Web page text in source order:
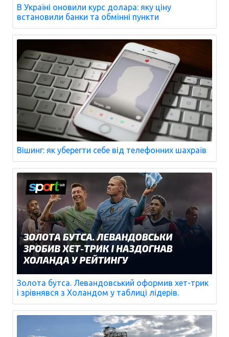
В Україні оновили курс долара: яку ціну
встановили банки та обмінні пункти
Вішинг: як уберегти себе від телефонних шахраїв
Золота бутса. Левандовський оформив хет-трик
і зрівнявся з Холандом у таблиці лідерів.